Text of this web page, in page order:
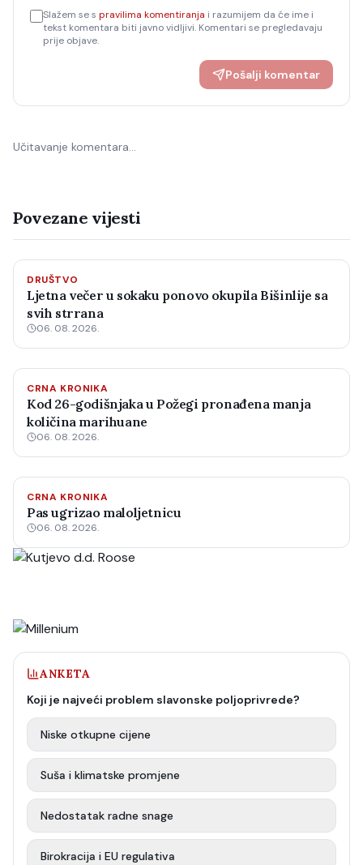
Slažem se s pravilima komentiranja i razumijem da će ime i
tekst komentara biti javno vidljivi. Komentari se pregledavaju
prije objave.
Pošalji komentar
Učitavanje komentara…
Povezane vijesti
DRUŠTVO
Ljetna večer u sokaku ponovo okupila Bišinlije sa
svih strrana
06. 08. 2026.
CRNA KRONIKA
Kod 26-godišnjaka u Požegi pronađena manja
količina marihuane
06. 08. 2026.
CRNA KRONIKA
Pas ugrizao maloljetnicu
06. 08. 2026.
ANKETA
Koji je najveći problem slavonske poljoprivrede?
Niske otkupne cijene
Suša i klimatske promjene
Nedostatak radne snage
Birokracija i EU regulativa